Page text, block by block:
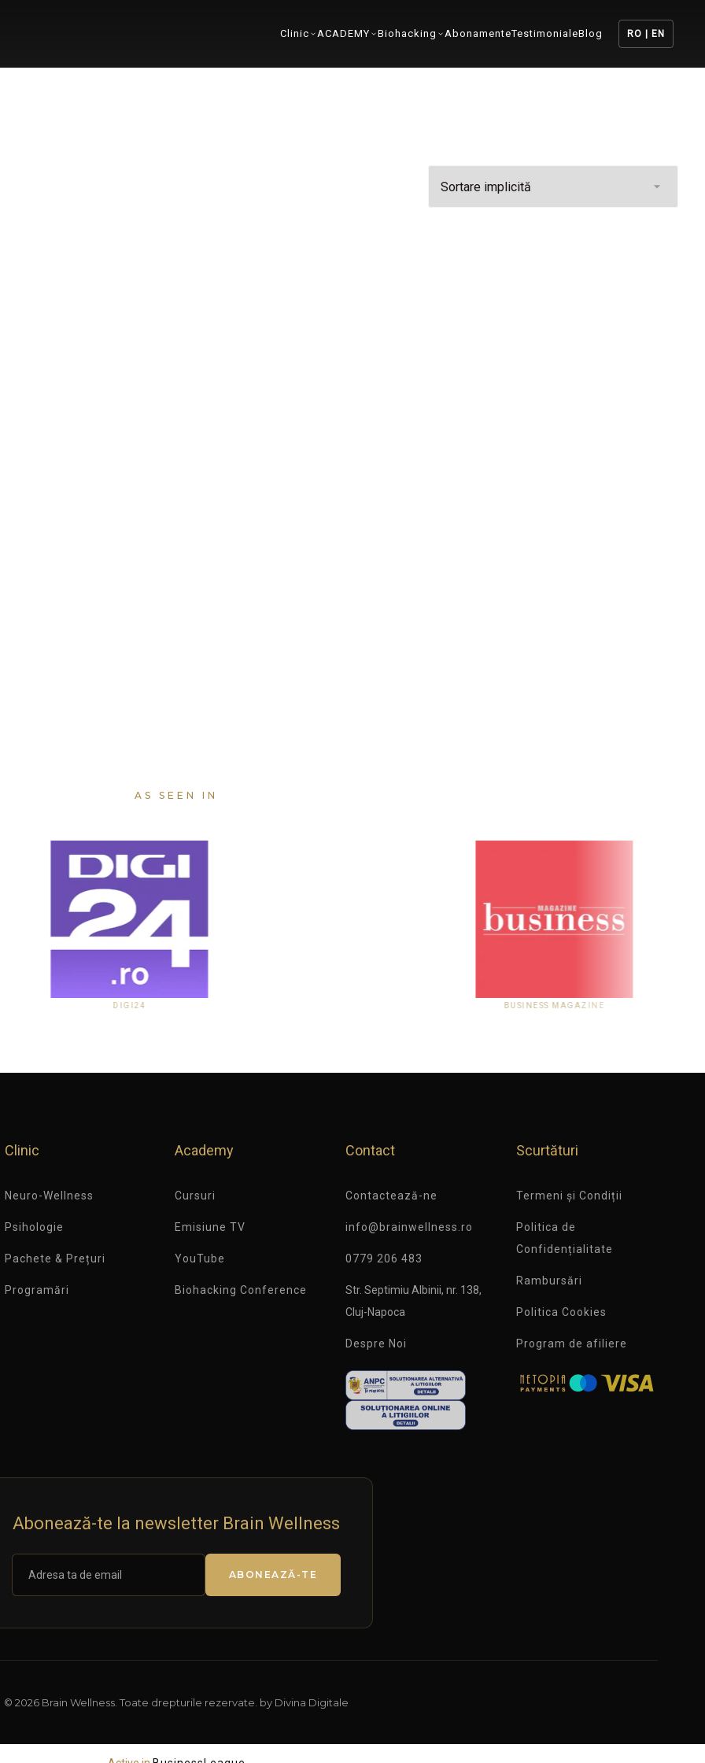
Clinic ACADEMY Biohacking AbonamenteTestimonialeBlog RO | EN
AS SEEN IN
BUSINESS MAGAZINE
Clinic
Neuro-Wellness
Psihologie
Pachete & Prețuri
Programări
Academy
Cursuri
Emisiune TV
YouTube
Biohacking Conference
Contact
Contactează-ne
info@brainwellness.ro
0779 206 483
Str. Septimiu Albinii, nr. 138,
Cluj-Napoca
Despre Noi
Scurtături
Termeni și Condiții
Politica de
Confidențialitate
Rambursări
Politica Cookies
Program de afiliere
Abonează-te la newsletter Brain Wellness
ABONEAZĂ-TE
© 2026 Brain Wellness. Toate drepturile rezervate. by Divina Digitale